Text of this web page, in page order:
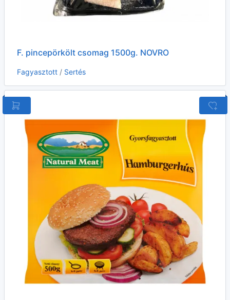
F. pincepörkölt csomag 1500g. NOVRO
Fagyasztott / Sertés